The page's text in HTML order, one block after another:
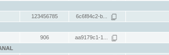
123456785 6c6f84c2-b...
906 aa9179c1-1...